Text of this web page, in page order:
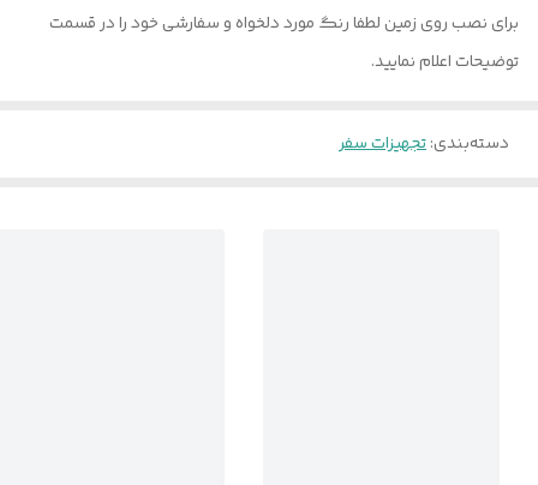
برای نصب روی زمین لطفا رنگ مورد دلخواه و سفارشی خود را در قسمت
توضیحات اعلام نمایید.
دسته‌بندی:تجهیزات سفر